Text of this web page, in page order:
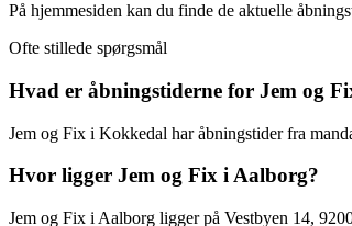
På hjemmesiden kan du finde de aktuelle
Ofte stillede spørgsmål
Hvad er åbningstiderne for Jem og
Jem og Fix i Kokkedal har åbningstider fra
Hvor ligger Jem og Fix i Aalborg?
Jem og Fix i Aalborg ligger på Vestbyen 14,